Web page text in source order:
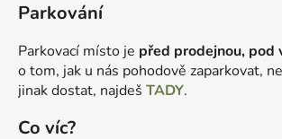
Parkování
Parkovací místo je před prodejnou, pod
o tom, jak u nás pohodově zaparkovat,
jinak dostat, najdeš TADY.
Co víc?